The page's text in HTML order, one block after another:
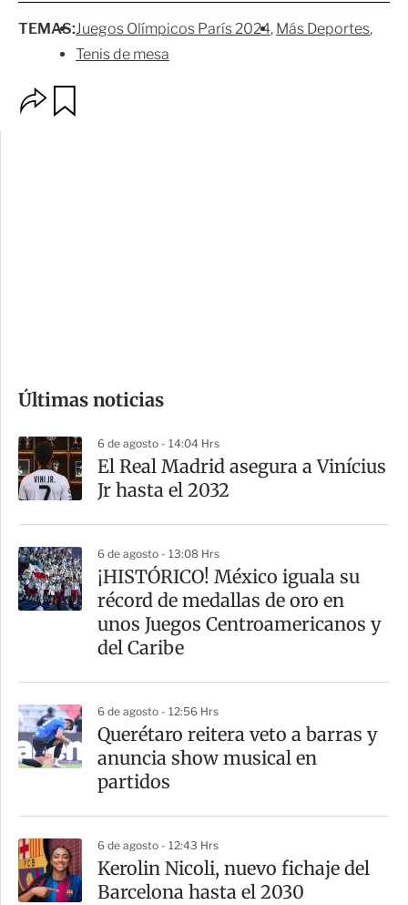
TEMAS:Juegos Olímpicos París 2024 Más Deportes
Tenis de mesa
m
a
r
t
r
Últimas noticias
6 de agosto - 14:04 Hrs
El Real Madrid asegura a Vinícius
Jr hasta el 2032
6 de agosto - 13:08 Hrs
¡HISTÓRICO! México iguala su
récord de medallas de oro en
unos Juegos Centroamericanos y
del Caribe
6 de agosto - 12:56 Hrs
Querétaro reitera veto a barras y
anuncia show musical en
partidos
6 de agosto - 12:43 Hrs
Kerolin Nicoli, nuevo fichaje del
Barcelona hasta el 2030